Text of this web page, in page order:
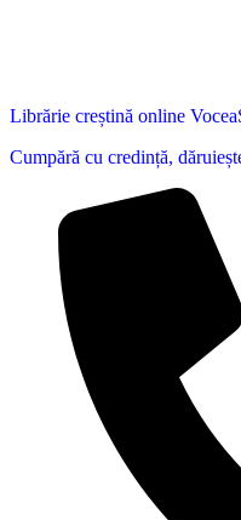
Librărie creștină online
Cumpără cu credință,